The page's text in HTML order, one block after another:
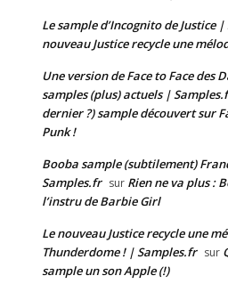
Le sample d’Incognito de Justice
nouveau Justice recycle une
Une version de Face to Face des
samples (plus) actuels |
dernier ?) sample découvert sur
Punk !
Booba sample (subtilement)
Samples.fr sur Rien ne va plus :
l’instru de Barbie Girl
Le nouveau Justice recycle une
Thunderdome ! | Samples.fr sur
sample un son Apple (!)